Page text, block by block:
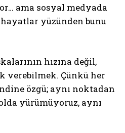
OL
ama sosyal medyada
hayatlar yüzünden bunu
hızına değil,
verebilmek. Çünkü her
özgü; aynı noktadan
yürümüyoruz, aynı